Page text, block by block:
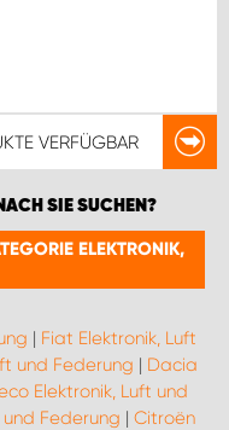
VERFÜGBAR
SIE SUCHEN?
ELEKTRONIK,
| Fiat Elektronik, Luft
und Federung | Dacia
Elektronik, Luft und
Federung | Citroën